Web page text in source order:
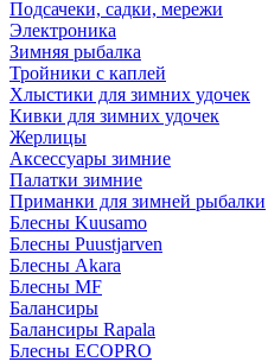
Подсачеки, садки, мережи
Электроника
Зимняя рыбалка
Тройники с каплей
Хлыстики для зимних удочек
Кивки для зимних удочек
Жерлицы
Аксессуары зимние
Палатки зимние
Приманки для зимней рыбалки
Блесны Kuusamo
Блесны Puustjarven
Блесны Akara
Блесны MF
Балансиры
Балансиры Rapala
Блесны ECOPRO